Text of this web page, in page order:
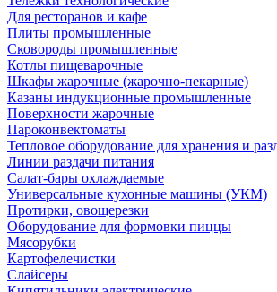
Для ресторанов и кафе
Плиты промышленные
Сковороды промышленные
Котлы пищеварочные
Шкафы жарочные (жарочно-пекарные)
Казаны индукционные промышленные
Поверхности жарочные
Пароконвектоматы
Тепловое оборудование для хранения и
Линии раздачи питания
Салат-бары охлаждаемые
Универсальные кухонные машины (УКМ)
Протирки, овощерезки
Оборудование для формовки пиццы
Мясорубки
Картофелечистки
Слайсеры